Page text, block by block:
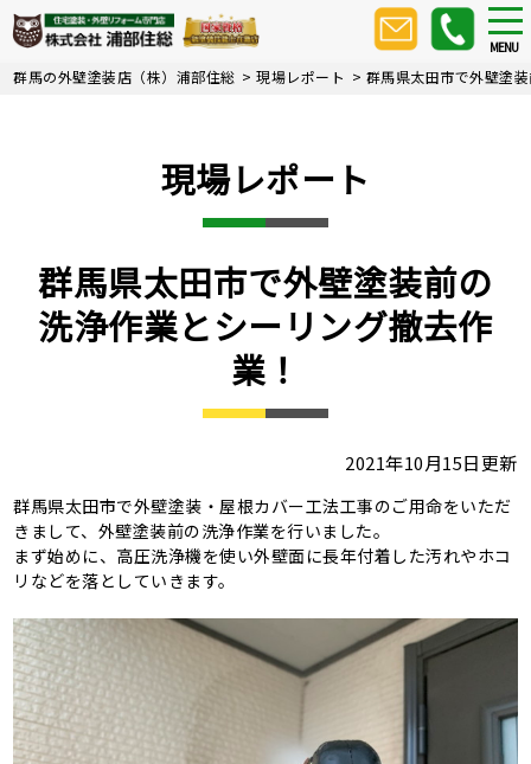
Skip
to
content
MENU
群馬の外壁塗装店（株）浦部住総 >現場レポート > 群馬県太田市で外壁塗
現場レポート
群馬県太田市で外壁塗装前の
洗浄作業とシーリング撤去作
業！
2021年10月15日更新
群馬県太田市で外壁塗装・屋根カバー工法工事のご用命をいただ
きまして、外壁塗装前の洗浄作業を行いました。
まず始めに、高圧洗浄機を使い外壁面に長年付着した汚れやホコ
リなどを落としていきます。